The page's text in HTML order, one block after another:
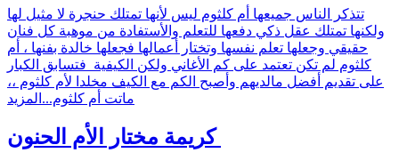
تتذكر الناس جميعها أم كلثوم ليس لأنها تمتلك حنجرة لا مثيل لها
ولكنها تمتلك عقل ذكي دفعها للتعلم والأستفادة من موهبة كل فنان
حقيقي وجعلها تعلم نفسها وتختار أعمالها فجعلها خالدة بفنها ، أم
كلثوم لم تكن تعتمد على كم الأغاني ولكن الكيفية فتسابق الكبار
على تقديم أفضل مالديهم وأصبح الكم مع الكيف مخلدا لأم كلثوم ،،
ماتت أم كلثوم... المزيد
كريمة مختار الأم الحنون